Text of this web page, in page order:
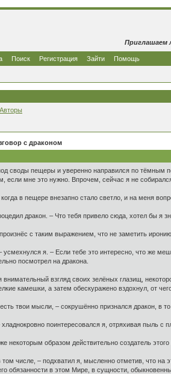
Приглашаем
Поиск Регистрация Зайти Помощь
Авторы
с драконом
своды пещеры и уверенно направился по тёмным
если мне это нужно. Впрочем, сейчас я не
в пещере внезапно стало светло, и на меня
дракон. – Что тебя привело сюда, хотел бы я
с таким выражением, что не заметить
усмехнулся я. – Если тебе это интересно, что же
посмотрел на дракона.
взгляд своих зелёных глазищ,
камешки, а затем обескуражено вздохнул, от
твои мысли, – сокрушённо признался дракон, в
поинтересовался я, отряхивая пыль с
некоторым образом действительно создатель
числе, – подхватил я, мысленно отметив, что на
обязанности в этом Мире, в сущности,